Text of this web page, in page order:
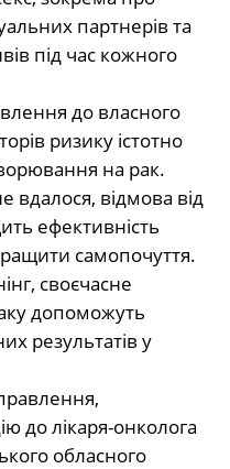
партнерів та
під час кожного
до власного
ризику істотно
на рак.
вдалося, відмова від
ефективність
самопочуття.
своєчасне
допоможуть
результатів у
до лікаря-онколога
обласного